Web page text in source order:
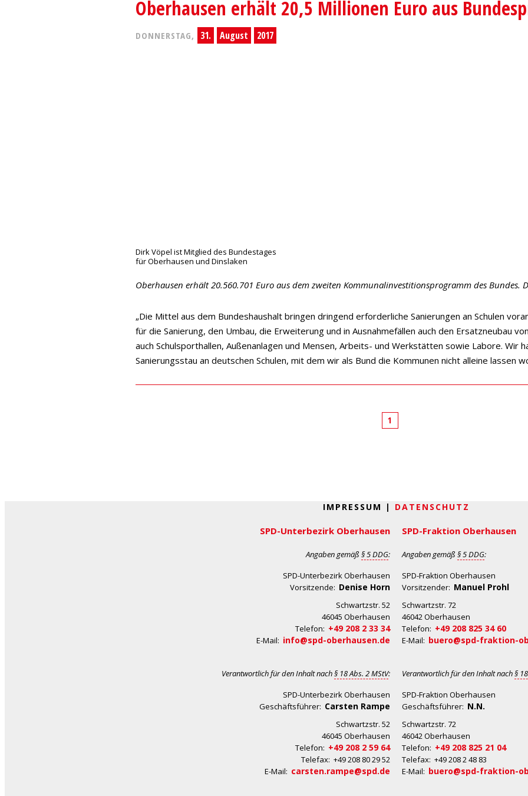
Oberhausen erhält 20,5 Millionen Euro aus
DONNERSTAG, 31. August 2017
Dirk Vöpel ist Mitglied des Bundestages
für Oberhausen und Dinslaken
Oberhausen erhält 20.560.701 Euro aus dem zweiten Kommunalinvestitionsprogramm des Bundes.
„Die Mittel aus dem Bundeshaushalt bringen dringend erforderliche Sanierungen an Schulen
für die Sanierung, den Umbau, die Erweiterung und in Ausnahmefällen auch den Ersatzneubau
auch Schulsporthallen, Außenanlagen und Mensen, Arbeits- und Werkstätten sowie Labore. Wir
Sanierungsstau an deutschen Schulen, mit dem wir als Bund die Kommunen nicht alleine lassen
1
IMPRESSUM | DATENSCHUTZ
SPD-Unterbezirk Oberhausen
Angaben gemäß § 5 DDG:
SPD-Unterbezirk Oberhausen
Vorsitzende: Denise Horn
Schwartzstr. 52
46045 Oberhausen
Telefon: +49 208 2 33 34
E-Mail: info@spd-oberhausen.de
Verantwortlich für den Inhalt nach§ 18 Abs. 2 MStV:
SPD-Unterbezirk Oberhausen
Geschäftsführer: Carsten Rampe
Schwartzstr. 52
46045 Oberhausen
Telefon: +49 208 2 59 64
Telefax: +49 208 80 29 52
E-Mail: carsten.rampe@spd.de
SPD-Fraktion Oberhausen
Angaben gemäß § 5 DDG:
SPD-Fraktion Oberhausen
Vorsitzender: Manuel Prohl
Schwartzstr. 72
46042 Oberhausen
Telefon: +49 208 825 34 60
E-Mail: buero@spd-fraktion-
Verantwortlich für den Inhalt nach§
SPD-Fraktion Oberhausen
Geschäftsführer: N.N.
Schwartzstr. 72
46042 Oberhausen
Telefon: +49 208 825 21 04
Telefax: +49 208 2 48 83
E-Mail: buero@spd-fraktion-